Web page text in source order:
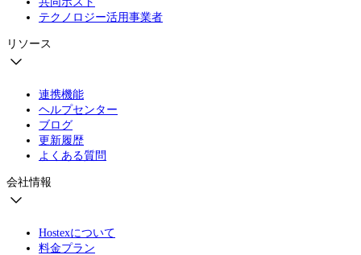
テクノロジー活用事業者
リソース
連携機能
ヘルプセンター
ブログ
更新履歴
よくある質問
会社情報
Hostexについて
料金プラン